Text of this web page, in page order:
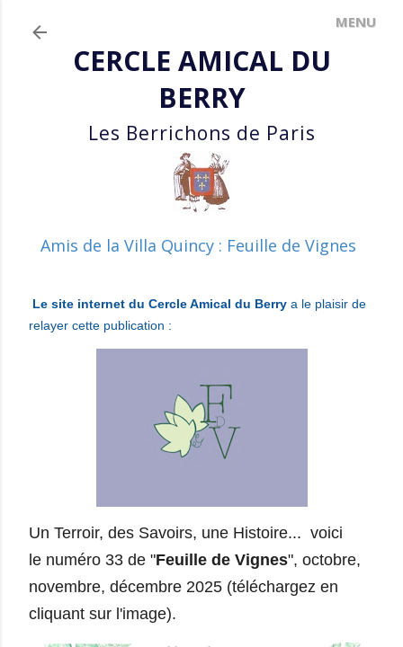
CERCLE AMICAL DU
BERRY
Les Berrichons de Paris
Amis de la Villa Quincy : Feuille de Vignes
Le site internet du Cercle Amical du Berry a le plaisir de
relayer cette publication :
Un Terroir, des Savoirs, une Histoire... voici
le numéro 33 de "Feuille de Vignes", octobre,
novembre, décembre 2025 (téléchargez en
cliquant sur l'image).